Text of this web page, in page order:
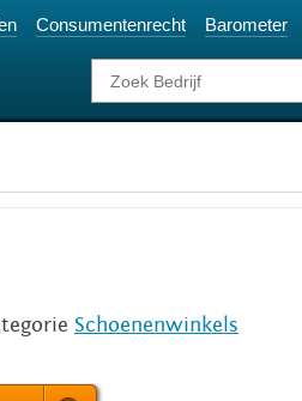
Consumentenrecht Barometer
Schoenenwinkels